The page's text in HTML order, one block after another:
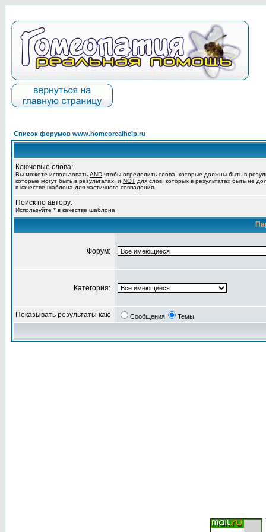
Список форумов www.homeorealhelp.ru
Ключевые слова:
Вы можете использовать AND чтобы определить слова, которые должны быть в
которые могут быть в результатах, и NOT для слов, которых в результатах быть не
в качестве шаблона для частичного совпадения.
Поиск по автору:
Используйте * в качестве шаблона
Форум:
Категория:
Показывать результаты как: Сообщения Темы